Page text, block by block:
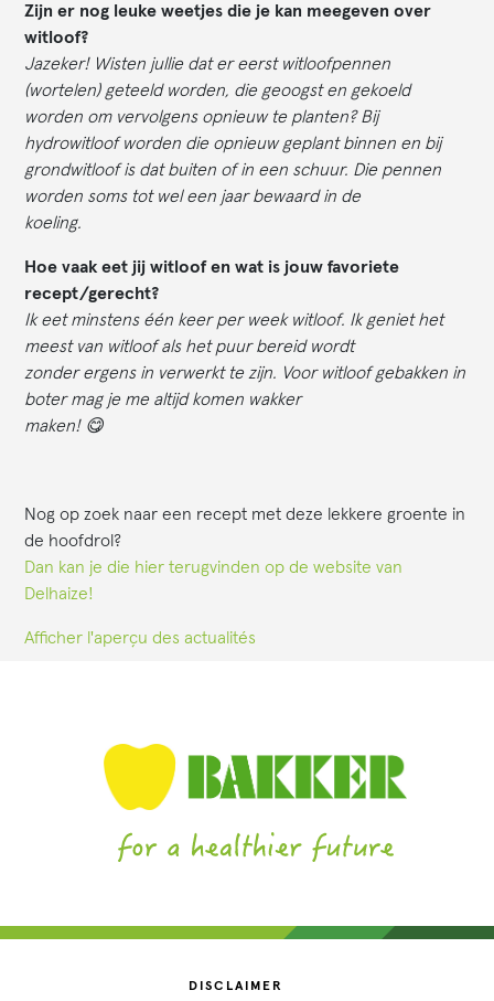
Zijn er nog leuke weetjes die je kan meegeven over
witloof?
Jazeker! Wisten jullie dat er eerst witloofpennen
(wortelen) geteeld worden, die geoogst en gekoeld
worden om vervolgens opnieuw te planten? Bij
hydrowitloof worden die opnieuw geplant binnen en bij
grondwitloof is dat buiten of in een schuur. Die pennen
worden soms tot wel een jaar bewaard in de
koeling.
Hoe vaak eet jij witloof en wat is jouw favoriete
recept/gerecht?
Ik eet minstens één keer per week witloof. Ik geniet het
meest van witloof als het puur bereid wordt
zonder ergens in verwerkt te zijn. Voor witloof gebakken in
boter mag je me altijd komen wakker
maken! 😋
Nog op zoek naar een recept met deze lekkere groente in
de hoofdrol?
Dan kan je die hier terugvinden op de website van
Delhaize!
Afficher l'aperçu des actualités
DISCLAIMER